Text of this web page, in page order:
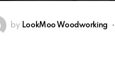
by LookMoo Woodworking